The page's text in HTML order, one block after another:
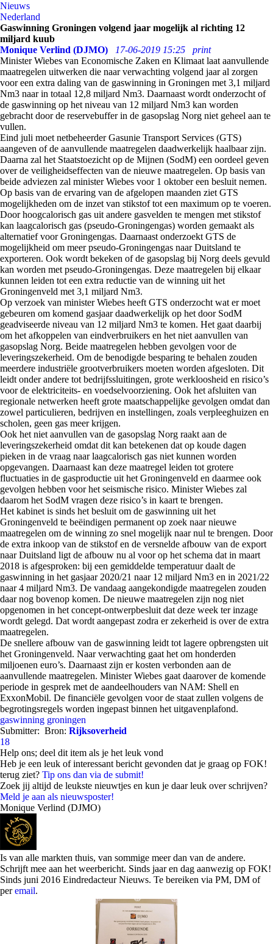
Nieuws
Nederland
Gaswinning Groningen volgend jaar mogelijk al richting 12
miljard kuub
Monique Verlind (DJMO)
17-06-2019 15:25
print
Minister Wiebes van Economische Zaken en Klimaat laat aanvullende
maatregelen uitwerken die naar verwachting volgend jaar al zorgen
voor een extra daling van de gaswinning in Groningen met 3,1 miljard
Nm3 naar in totaal 12,8 miljard Nm3. Daarnaast wordt onderzocht of
de gaswinning op het niveau van 12 miljard Nm3 kan worden
gebracht door de reservebuffer in de gasopslag Norg niet geheel aan te
vullen.
Eind juli moet netbeheerder Gasunie Transport Services (GTS)
aangeven of de aanvullende maatregelen daadwerkelijk haalbaar zijn.
Daarna zal het Staatstoezicht op de Mijnen (SodM) een oordeel geven
over de veiligheidseffecten van de nieuwe maatregelen. Op basis van
beide adviezen zal minister Wiebes voor 1 oktober een besluit nemen.
Op basis van de ervaring van de afgelopen maanden ziet GTS
mogelijkheden om de inzet van stikstof tot een maximum op te voeren.
Door hoogcalorisch gas uit andere gasvelden te mengen met stikstof
kan laagcalorisch gas (pseudo-Groningengas) worden gemaakt als
alternatief voor Groningengas. Daarnaast onderzoekt GTS de
mogelijkheid om meer pseudo-Groningengas naar Duitsland te
exporteren. Ook wordt bekeken of de gasopslag bij Norg deels gevuld
kan worden met pseudo-Groningengas. Deze maatregelen bij elkaar
kunnen leiden tot een extra reductie van de winning uit het
Groningenveld met 3,1 miljard Nm3.
Op verzoek van minister Wiebes heeft GTS onderzocht wat er moet
gebeuren om komend gasjaar daadwerkelijk op het door SodM
geadviseerde niveau van 12 miljard Nm3 te komen. Het gaat daarbij
om het afkoppelen van eindverbruikers en het niet aanvullen van
gasopslag Norg. Beide maatregelen hebben gevolgen voor de
leveringszekerheid. Om de benodigde besparing te behalen zouden
meerdere industriële grootverbruikers moeten worden afgesloten. Dit
leidt onder andere tot bedrijfssluitingen, grote werkloosheid en risico’s
voor de elektriciteits- en voedselvoorziening. Ook het afsluiten van
regionale netwerken heeft grote maatschappelijke gevolgen omdat dan
zowel particulieren, bedrijven en instellingen, zoals verpleeghuizen en
scholen, geen gas meer krijgen.
Ook het niet aanvullen van de gasopslag Norg raakt aan de
leveringszekerheid omdat dit kan betekenen dat op koude dagen
pieken in de vraag naar laagcalorisch gas niet kunnen worden
opgevangen. Daarnaast kan deze maatregel leiden tot grotere
fluctuaties in de gasproductie uit het Groningenveld en daarmee ook
gevolgen hebben voor het seismische risico. Minister Wiebes zal
daarom het SodM vragen deze risico’s in kaart te brengen.
Het kabinet is sinds het besluit om de gaswinning uit het
Groningenveld te beëindigen permanent op zoek naar nieuwe
maatregelen om de winning zo snel mogelijk naar nul te brengen. Door
de extra inkoop van de stikstof en de versnelde afbouw van de export
naar Duitsland ligt de afbouw nu al voor op het schema dat in maart
2018 is afgesproken: bij een gemiddelde temperatuur daalt de
gaswinning in het gasjaar 2020/21 naar 12 miljard Nm3 en in 2021/22
naar 4 miljard Nm3. De vandaag aangekondigde maatregelen zouden
daar nog bovenop komen. De nieuwe maatregelen zijn nog niet
opgenomen in het concept-ontwerpbesluit dat deze week ter inzage
wordt gelegd. Dat wordt aangepast zodra er zekerheid is over de extra
maatregelen.
De snellere afbouw van de gaswinning leidt tot lagere opbrengsten uit
het Groningenveld. Naar verwachting gaat het om honderden
miljoenen euro’s. Daarnaast zijn er kosten verbonden aan de
aanvullende maatregelen. Minister Wiebes gaat daarover de komende
periode in gesprek met de aandeelhouders van NAM: Shell en
ExxonMobil. De financiële gevolgen voor de staat zullen volgens de
begrotingsregels worden ingepast binnen het uitgavenplafond.
gaswinning groningen
Submitter: Bron: Rijksoverheid
18
Help ons; deel dit item als je het leuk vond
Heb je een leuk of interessant bericht gevonden dat je graag op FOK!
terug ziet? Tip ons dan via de submit!
Zoek jij altijd de leukste nieuwtjes en kun je daar leuk over schrijven?
Meld je aan als nieuwsposter!
Monique Verlind (DJMO)
Is van alle markten thuis, van sommige meer dan van de andere.
Schrijft mee aan het weerbericht. Sinds jaar en dag aanwezig op FOK!
Sinds juni 2016 Eindredacteur Nieuws. Te bereiken via PM, DM of
peremail.